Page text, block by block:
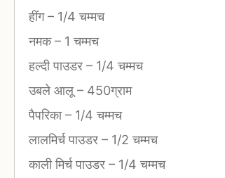
हींग– 1/4 चम्मच
नमक– 1 चम्मच
हल्दी पाउडर – 1/4 चम्मच
उबले आलू – 450ग्राम
पैपरिका– 1/4 चम्मच
लालमिर्च पाउडर – 1/2 चम्मच
काली मिर्च पाउडर – 1/4 चम्मच